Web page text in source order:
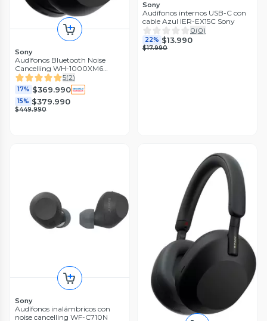
Sony
Audífonos Bluetooth Noise
Cancelling WH-1000XM6
Negro
5(2)
17% $369.990
15% $379.990
$449.990
Sony
Audífonos internos USB-C con
cable Azul IER-EX15C Sony
0(0)
22% $13.990
$17.990
Sony
Audífonos inalámbricos con
noise cancelling WF-C710N